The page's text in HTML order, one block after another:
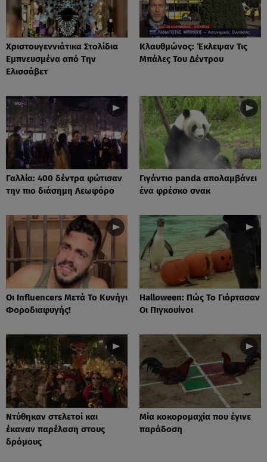
Xριστουγεννιάτικα Στολίδια
Εμπνευσμένα από Την
Ελισσάβετ
Κλαυθμώνος: Έκλεψαν Τις
Μπάλες Του Δέντρου
Γαλλία: 400 δέντρα φώτισαν
την πιο διάσημη Λεωφόρο
Γιγάντιο panda απολαμβάνει
ένα φρέσκο σνακ
Οι Influencers Μετά Το Κυνήγι
Φοροδιαφυγής!
Ηalloween: Πώς Το Γιόρτασαν
Οι Πιγκουίνοι
Nτύθηκαν στελετοί και
έκαναν παρέλαση στους
δρόμους
Mία κοκορομαχία που έγινε
παράδοση